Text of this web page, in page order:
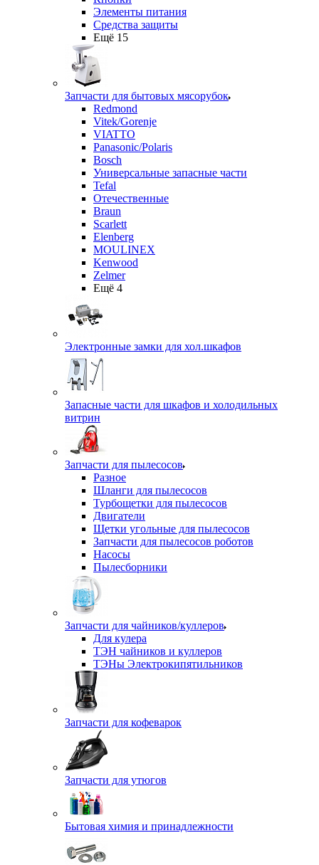
Элементы питания
Средства защиты
Ещё 15
Запчасти для бытовых мясорубок
Redmond
Vitek/Gorenje
VIATTO
Panasonic/Polaris
Bosch
Универсальные запасные части
Tefal
Отечественные
Braun
Scarlett
Elenberg
MOULINEX
Kenwood
Zelmer
Ещё 4
Электронные замки для хол.шкафов
Запасные части для шкафов и холодильных
витрин
Запчасти для пылесосов
Разное
Шланги для пылесосов
Турбощетки для пылесосов
Двигатели
Щетки угольные для пылесосов
Запчасти для пылесосов роботов
Насосы
Пылесборники
Запчасти для чайников/куллеров
Для кулера
ТЭН чайников и куллеров
ТЭНы Электрокипятильников
Запчасти для кофеварок
Запчасти для утюгов
Бытовая химия и принадлежности